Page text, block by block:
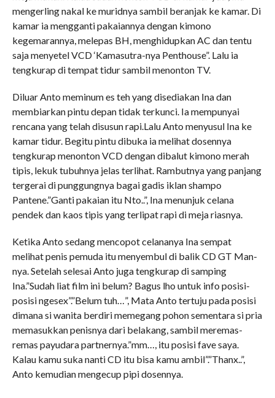
mengerling nakal ke muridnya sambil beranjak ke kamar. Di
kamar ia mengganti pakaiannya dengan kimono
kegemarannya, melepas BH, menghidupkan AC dan tentu
saja menyetel VCD ‘Kamasutra-nya Penthouse”. Lalu ia
tengkurap di tempat tidur sambil menonton TV.
Diluar Anto meminum es teh yang disediakan Ina dan
membiarkan pintu depan tidak terkunci. Ia mempunyai
rencana yang telah disusun rapi.Lalu Anto menyusul Ina ke
kamar tidur. Begitu pintu dibuka ia melihat dosennya
tengkurap menonton VCD dengan dibalut kimono merah
tipis, lekuk tubuhnya jelas terlihat. Rambutnya yang panjang
tergerai di punggungnya bagai gadis iklan shampo
Pantene.”Ganti pakaian itu Nto..”, Ina menunjuk celana
pendek dan kaos tipis yang terlipat rapi di meja riasnya.
Ketika Anto sedang mencopot celananya Ina sempat
melihat penis pemuda itu menyembul di balik CD GT Man-
nya. Setelah selesai Anto juga tengkurap di samping
Ina.”Sudah liat film ini belum? Bagus lho untuk info posisi-
posisi ngesex”.”Belum tuh…”, Mata Anto tertuju pada posisi
dimana si wanita berdiri memegang pohon sementara si pria
memasukkan penisnya dari belakang, sambil meremas-
remas payudara partnernya.”mm…, itu posisi fave saya.
Kalau kamu suka nanti CD itu bisa kamu ambil”.”Thanx..”,
Anto kemudian mengecup pipi dosennya.